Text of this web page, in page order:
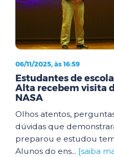
06/11/2025, às 16:59
Estudantes de
Alta recebem visita
NASA
Olhos atentos,
dúvidas que
preparou e estudou
Alunos do ens... [saiba